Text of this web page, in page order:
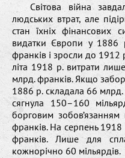
Світова війна
людських втрат, але
стан їхніх фінансових
видатки Європи у
франків і зросли до 1912
літа 1918 р. витрати
млрд. франків. Якщо
1886 р. складала 66
сягнула 150–160
борговим
франків. На серпень
франків. Лише для
кожнорічно 60 мільярдів.